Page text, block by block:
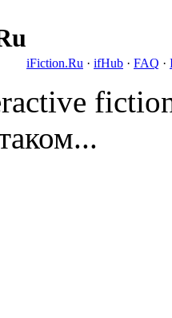
iFiction.Ru · ifHub · FAQ ·